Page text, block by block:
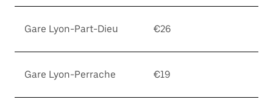
Gare Lyon-Part-Dieu €26
Gare Lyon-Perrache €19